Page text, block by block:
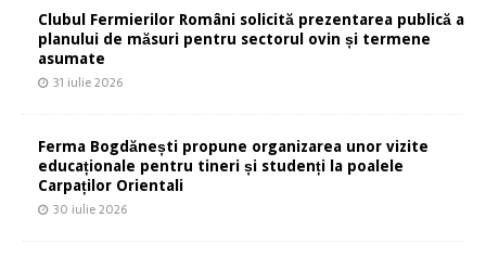
Clubul Fermierilor Români solicită prezentarea publică a
planului de măsuri pentru sectorul ovin și termene
asumate
31 iulie 2026
Ferma Bogdănești propune organizarea unor vizite
educaționale pentru tineri și studenți la poalele
Carpaților Orientali
30 iulie 2026